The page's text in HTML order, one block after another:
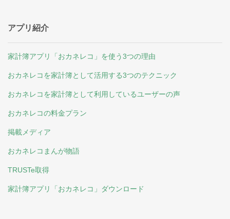
アプリ紹介
家計簿アプリ「おカネレコ」を使う3つの理由
おカネレコを家計簿として活用する3つのテクニック
おカネレコを家計簿として利用しているユーザーの声
おカネレコの料金プラン
掲載メディア
おカネレコまんが物語
TRUSTe取得
家計簿アプリ「おカネレコ」ダウンロード